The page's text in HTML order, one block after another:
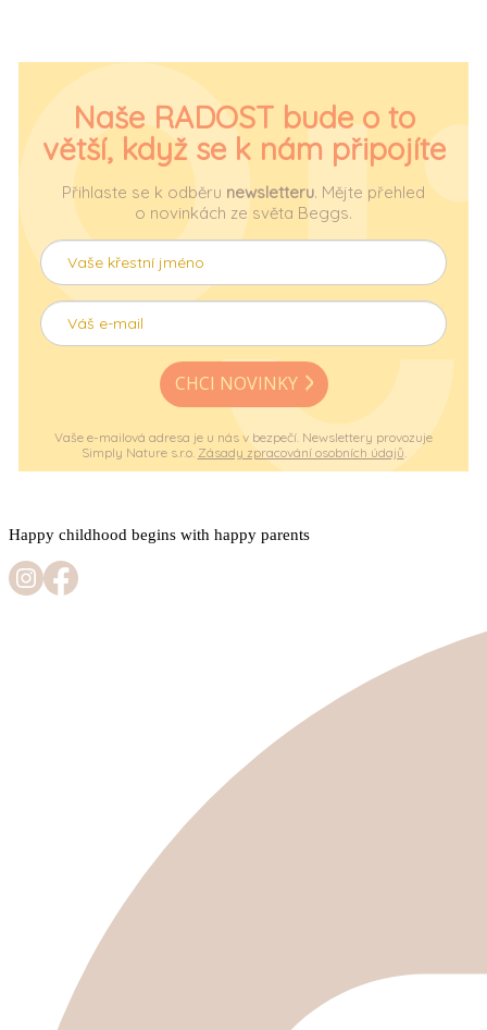
Naše RADOST bude o to
větší, když se k nám připojíte
Přihlaste se k odběru newsletteru. Mějte přehled
o novinkách ze světa Beggs.
CHCI NOVINKY
Vaše e-mailová adresa je u nás v bezpečí. Newslettery provozuje
Simply Nature s.r.o. Zásady zpracování osobních údajů
Happy childhood begins with happy parents